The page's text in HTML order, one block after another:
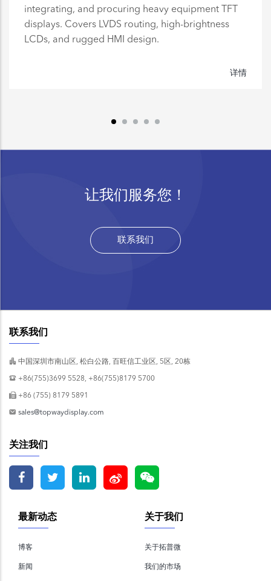
integrating, and procuring heavy equipment TFT
displays. Covers LVDS routing, high-brightness
LCDs, and rugged HMI design.
详情
让我们服务您！
联系我们
联系我们
中国深圳市南山区, 松白公路, 百旺信工业区, 5区, 20栋
+86(755)3699 5528, +86(755)8179 5700
+86 (755) 8179 5891
sales@topwaydisplay.com
关注我们
关于我们
关于拓普微
我们的市场
最新动态
博客
新闻